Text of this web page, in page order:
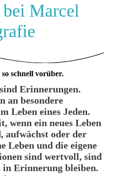
Marcel
so schnell vorüber.
Erinnerungen.
an besondere
Lebeneines Jeden.
wenn ein neues Leben
aufwächst oder der
Leben und die eigene
sind wertvoll, sind
in Erinnerung bleiben.